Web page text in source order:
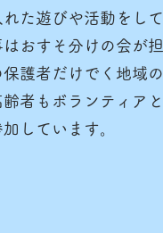
た遊びや活動をして
おすそ分けの会が担
護者だけでく地域の
者もボランティアと
加しています。